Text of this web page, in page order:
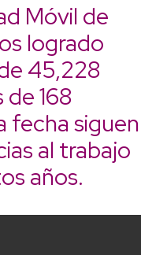
Móvil de
logrado
45,228
168
fecha siguen
al trabajo
años.